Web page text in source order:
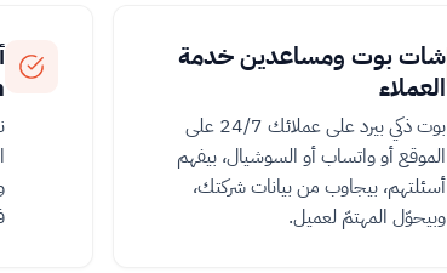
شات بوت ومساعدين خدمة
العملاء
بوت ذكي بيرد على عملائك 24/7 على
الموقع أو واتساب أو السوشيال، بيفهم
أسئلتهم، بيجاوب من بيانات شركتك،
وبيحوّل المهتمّ لعميل.